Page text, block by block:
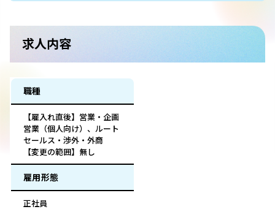
求人内容
職種
【雇入れ直後】営業・企画
営業（個人向け）、ルート
セールス・渉外・外商
【変更の範囲】無し
雇用形態
正社員